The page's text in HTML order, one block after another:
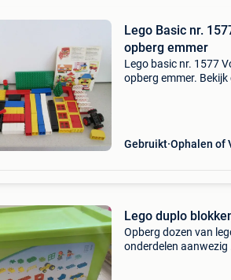
Lego Basic nr.
opberg emmer
Lego basic nr. 1577
opberg emmer.
Gebruikt Ophalen of
Lego duplo
Opberg dozen van
onderdelen